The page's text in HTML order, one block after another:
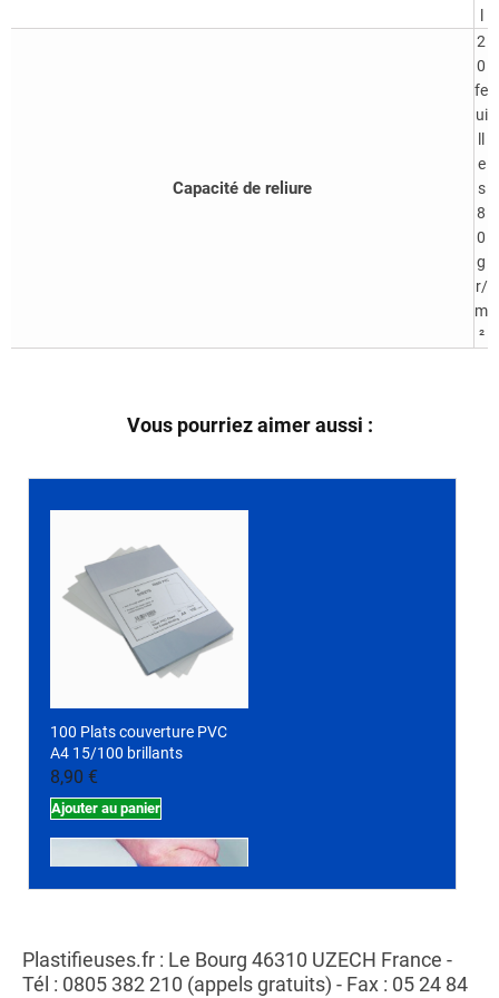
Capacité de reliure
2
0
fe
ui
e
s
8
0
g
r/
m
²
Vous pourriez aimer aussi :
100 Plats couverture PVC
A4 15/100 brillants
8,90 €
Ajouter au panier
Plastifieuses.fr : Le Bourg 46310 UZECH France -
Tél : 0805 382 210 (appels gratuits) - Fax : 05 24 84